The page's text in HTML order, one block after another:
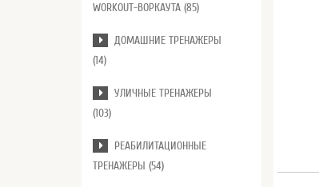
WORKOUT-ВОРКАУТА (85)
ДОМАШНИЕ ТРЕНАЖЕРЫ
(14)
УЛИЧНЫЕ ТРЕНАЖЕРЫ
(103)
РЕАБИЛИТАЦИОННЫЕ
ТРЕНАЖЕРЫ (54)